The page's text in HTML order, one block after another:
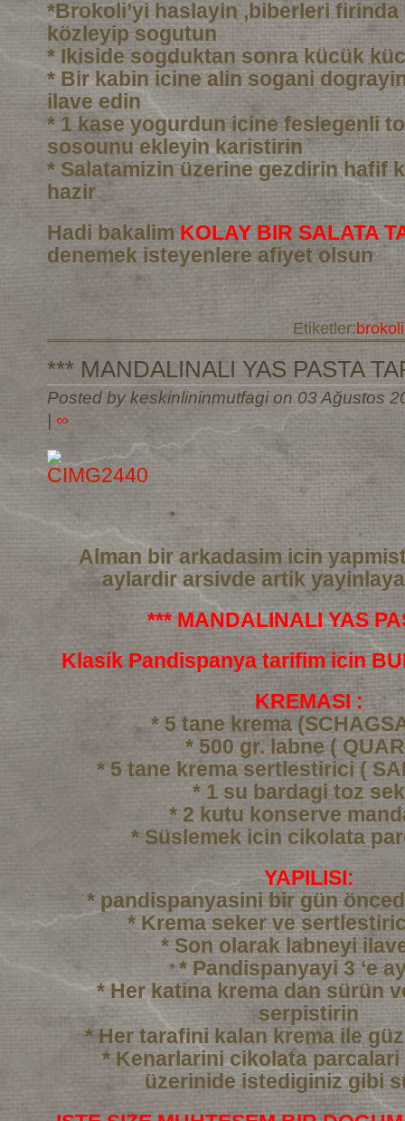
*Brokoli’yi haslayin ,biberleri firinda
közleyip sogutun
* Ikiside sogduktan sonra kücük
* Bir kabin icine alin sogani
ilave edin
* 1 kase yogurdun icine feslegenli
sosounu ekleyin karistirin
* Salatamizin üzerine gezdirin hafif
hazir
Hadi bakalim KOLAY BIR SALATA
denemek isteyenlere afiyet olsun
Etiketler:brokoli
*** MANDALINALI YAS PASTA
Posted by keskinlininmutfagi on 03 Ağustos
∞
Alman bir arkadasim icin
aylardir arsivde artik
*** MANDALINALI YAS
Klasik Pandispanya tarifim icin
KREMASI :
* 5 tane krema
* 500 gr. labne (
* 5 tane krema sertlestirici (
* 1 su bardagi toz
* 2 kutu konserve
* Süslemek icin cikolata
YAPILISI:
* pandispanyasini bir gün
* Krema seker ve
* Son olarak labneyi
* Pandispanyayi 3 ‘e
* Her katina krema dan sürün
serpistirin
* Her tarafini kalan krema ile
* Kenarlarini cikolata
üzerinide istediginiz gibi